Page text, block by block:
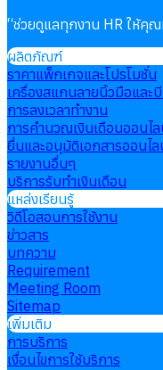
“ช่วยดูแลทุกงาน HR ให้คุณ
ผลิตภัณฑ์
ราคาแพ็กเกจและโปรโมชั่น
เครื่องสแกนลายนิ้วมือและ
การลงเวลาทำงาน
การคำนวณเงินเดือนออนไ
ยื่นและอนุมัติเอกสารออนไล
รายงานอื่นๆ
บริการรับทำเงินเดือน
แหล่งเรียนรู้
วิดีโอสอนการใช้งาน
ข่าวสาร
บทความ
Requirement
Meeting Room
Sitemap
เพิ่มเติม
การบริการ
เงื่อนไขการใช้บริการ